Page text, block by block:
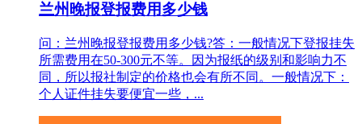
兰州晚报登报费用多少钱
问：兰州晚报登报费用多少钱?答：一般情况下登报挂失
所需费用在50-300元不等。因为报纸的级别和影响力不
同，所以报社制定的价格也会有所不同。一般情况下：
个人证件挂失要便宜一些，...